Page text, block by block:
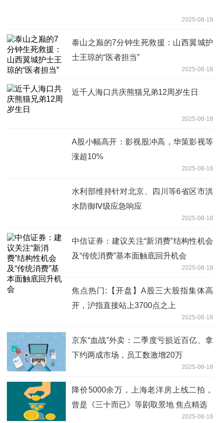
2025-08-18
泰山之巅的7分钟生死救援：山西翼城护
士王琼的“医者担当”
2025-08-18
近千人海口共庆熊猫兄弟12周岁生日
2025-08-18
A股小幅高开：影视股冲高，华策影视等
涨超10%
2025-08-18
水利部维持针对北京、四川等6省区市洪
水防御Ⅳ级应急响应
2025-08-18
中信证券：建议关注“新消费”结构性机会
及“传统消费”基本面触底回升机会
2025-08-18
焦点热门:【开盘】A股三大股指集体高
开，沪指直接站上3700点之上
2025-08-18
京东“血战”外卖：二季度亏损近百亿、拿
下约两成市场，员工数激增20万
2025-08-18
降价5000余万，上海老洋房上线二拍，
曾是《三十而已》等剧取景地 焦点精选
2025-08-18